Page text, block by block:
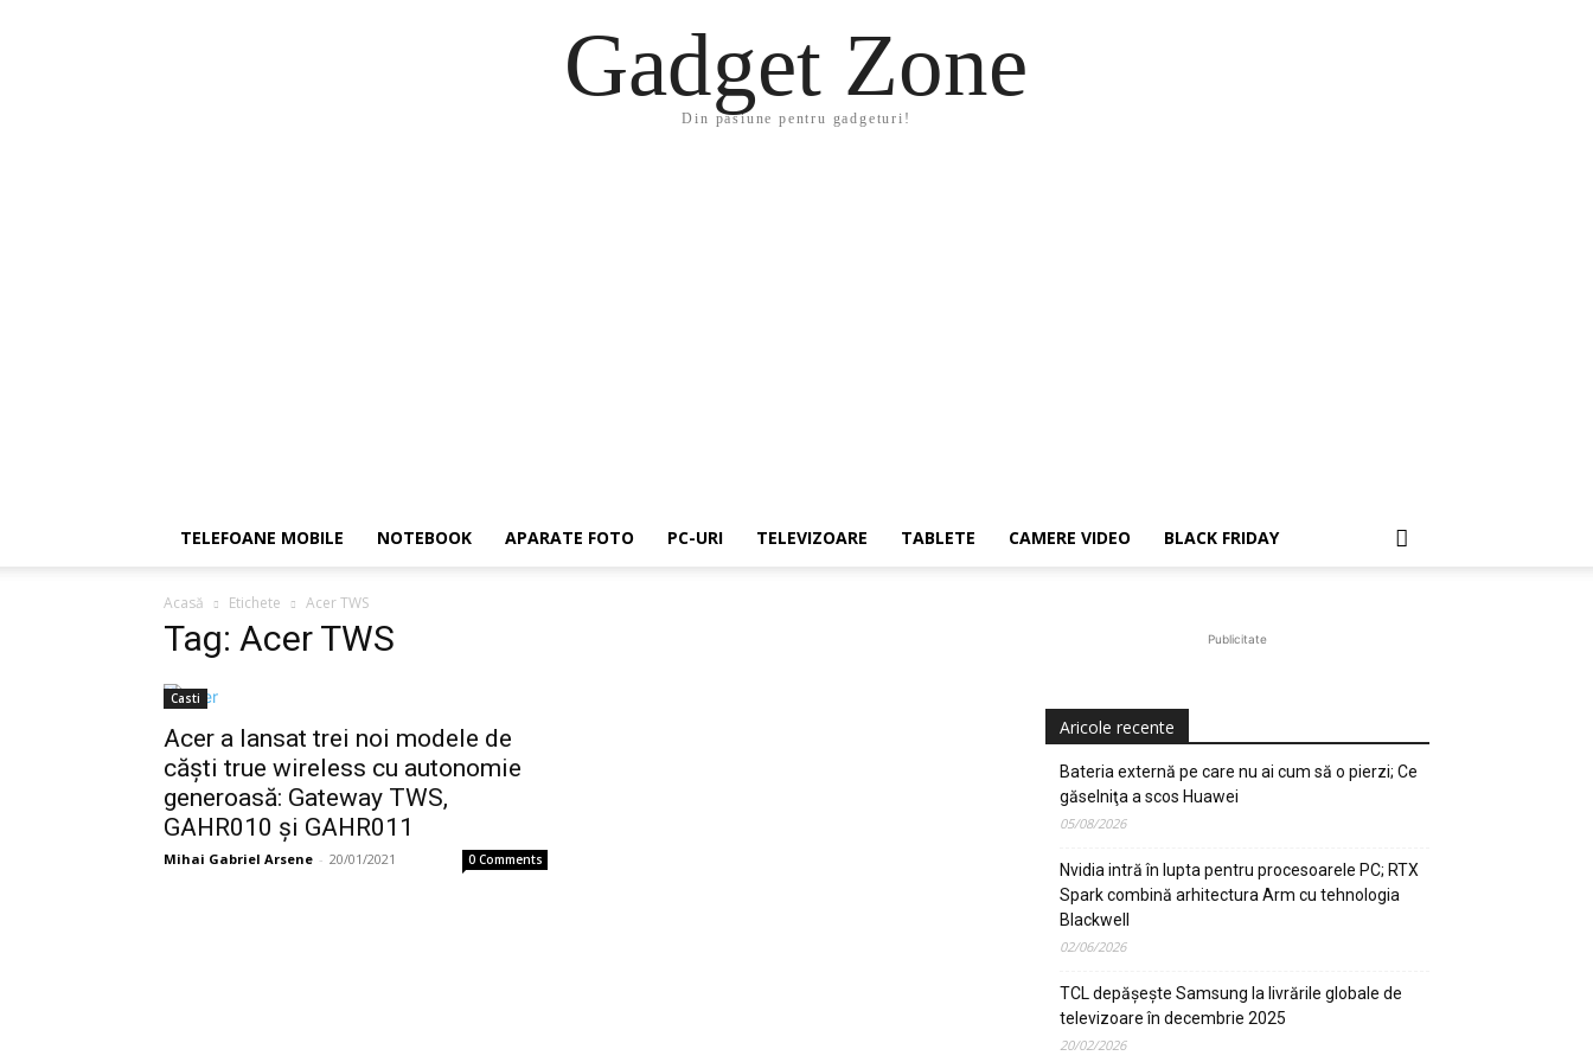
Gadget Zone
Din pasiune pentru gadgeturi!
TELEFOANE MOBILE NOTEBOOK APARATE FOTO PC-URI TELEVIZOARE TABLETE CAMERE VIDEO BLACK FRIDAY
Acasă Etichete Acer TWS
Tag: Acer TWS
Casti
Acer a lansat trei noi modele de
căști true wireless cu autonomie
generoasă: Gateway TWS,
GAHR010 și GAHR011
Mihai Gabriel Arsene - 20/01/2021 0 Comments
Publicitate
Aricole recente
Bateria externă pe care nu ai cum să o pierzi; Ce
găselniţa a scos Huawei
05/08/2026
Nvidia intră în lupta pentru procesoarele PC; RTX
Spark combină arhitectura Arm cu tehnologia
Blackwell
02/06/2026
TCL depășește Samsung la livrările globale de
televizoare în decembrie 2025
20/02/2026